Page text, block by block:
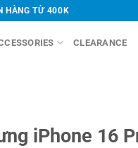
HÀNG TỪ 400K
CLEARANCE
iPhone 16